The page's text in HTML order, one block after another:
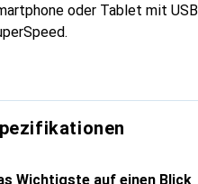
oder Tablet mit
Wichtigste auf einen Blick